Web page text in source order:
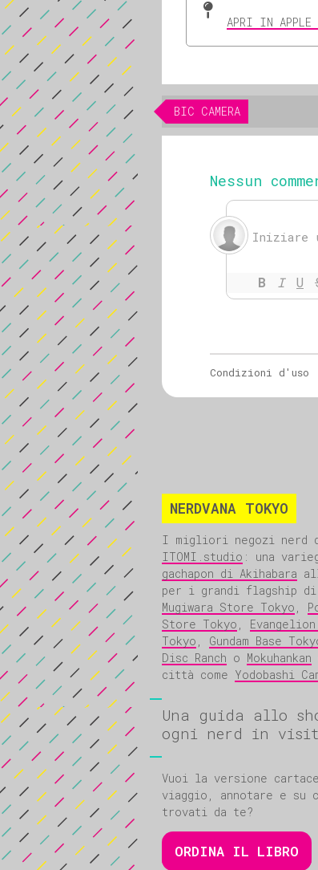
APRI IN APPLE
BIC CAMERA
NERDVANA TOKYO
I migliori negozi nerd
ITOMI.studio : una
gachapon di Akihabara
per i grandi flagship di
Mugiwara Store Tokyo ,
Store Tokyo ,
Tokyo , Gundam Base
Disc Ranch o Mokuhankan
città come Yodobashi
Una guida allo
ogni nerd in
Vuoi la versione
viaggio, annotare e su
trovati da te?
ORDINA IL LIBRO